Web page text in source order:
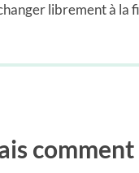
librement à la